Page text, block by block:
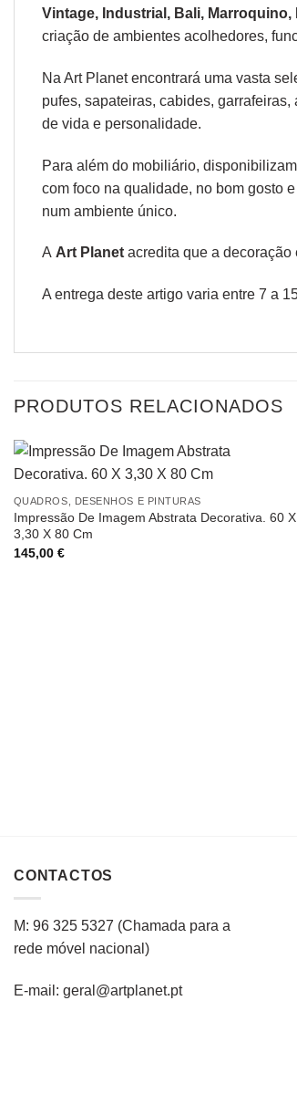
Vintage, Industrial, Bali,
criação de ambientes acolhedores,
Na Art Planet encontrará uma vasta
pufes, sapateiras, cabides,
de vida e personalidade.
Para além do mobiliário,
com foco na qualidade, no bom gosto
num ambiente único.
A Art Planet acredita que a decoração
A entrega deste artigo varia entre 7 a
PRODUTOS RELACIONADOS
QUADROS, DESENHOS E PINTURAS
Impressão De Imagem Abstrata Decorativa. 60 X
3,30 X 80 Cm
145,00 €
CONTACTOS
M: 96 325 5327 (Chamada para a
rede móvel nacional )
E-mail: geral@artplanet.pt